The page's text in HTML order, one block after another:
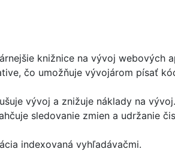
knižnice na vývoj webových
čo umožňuje vývojárom písať
vývoj a znižuje náklady na vývoj.
sledovanie zmien a udržanie
indexovaná vyhľadávačmi.